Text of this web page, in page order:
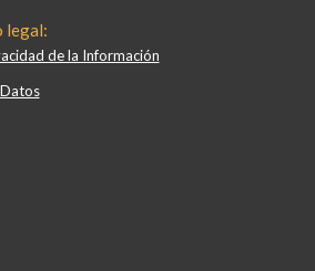
legal:
de la Información